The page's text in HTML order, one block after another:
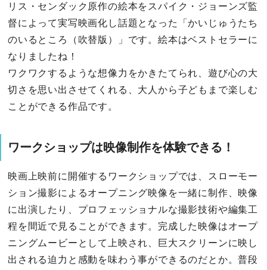
リス・センダック原作の絵本をスパイク・ジョーンズ監
督によって実写映画化し話題となった「かいじゅうたち
のいるところ（吹替版）」です。絵本はベストセラーに
なりましたね！
ワクワクするような想像力をかきたてられ、遊び心の大
切さを思い出させてくれる、大人から子どもまで楽しむ
ことができる作品です。
ワークショップは映像制作を体験できる！
映画上映前に開催するワークショップでは、スローモー
ション撮影によるオープニング映像を一緒に制作、映像
に出演したり、プロフェッショナルな撮影技術や編集工
程を間近で見ることができます。完成した映像はオープ
ニングムービーとして上映され、巨大スクリーンに映し
出される迫力と感動を味わう事ができるのだとか。普段